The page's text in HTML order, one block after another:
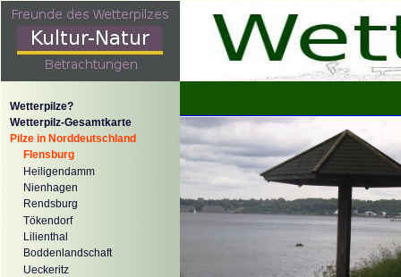
Wetterpilze?
Wetterpilz-Gesamtkarte
Pilze in Norddeutschland
Flensburg
Heiligendamm
Nienhagen
Rendsburg
Tökendorf
Lilienthal
Boddenlandschaft
Ueckeritz